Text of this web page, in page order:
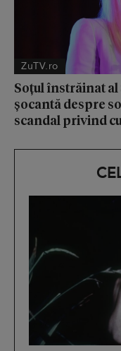
ZuTV.ro
Soțul înstrăinat al
șocantă despre
scandal privind